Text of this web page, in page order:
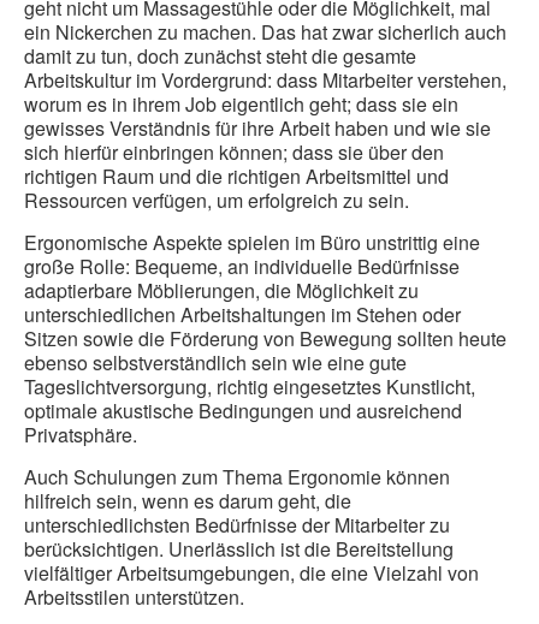
geht nicht um Massagestühle oder die Möglichkeit, mal
ein Nickerchen zu machen. Das hat zwar sicherlich auch
damit zu tun, doch zunächst steht die gesamte
Arbeitskultur im Vordergrund: dass Mitarbeiter verstehen,
worum es in ihrem Job eigentlich geht; dass sie ein
gewisses Verständnis für ihre Arbeit haben und wie sie
sich hierfür einbringen können; dass sie über den
richtigen Raum und die richtigen Arbeitsmittel und
Ressourcen verfügen, um erfolgreich zu sein.
Ergonomische Aspekte spielen im Büro unstrittig eine
große Rolle: Bequeme, an individuelle Bedürfnisse
adaptierbare Möblierungen, die Möglichkeit zu
unterschiedlichen Arbeitshaltungen im Stehen oder
Sitzen sowie die Förderung von Bewegung sollten heute
ebenso selbstverständlich sein wie eine gute
Tageslichtversorgung, richtig eingesetztes Kunstlicht,
optimale akustische Bedingungen und ausreichend
Privatsphäre.
Auch Schulungen zum Thema Ergonomie können
hilfreich sein, wenn es darum geht, die
unterschiedlichsten Bedürfnisse der Mitarbeiter zu
berücksichtigen. Unerlässlich ist die Bereitstellung
vielfältiger Arbeitsumgebungen, die eine Vielzahl von
Arbeitsstilen unterstützen.